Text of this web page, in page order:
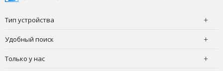
Тип устройства
Удобный поиск
Только у нас